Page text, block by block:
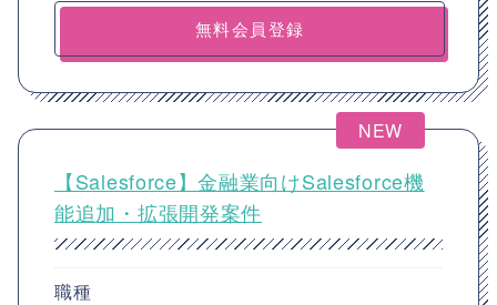
無料会員登録
NEW
【Salesforce】金融業向けSalesforce機
能追加・拡張開発案件
職種